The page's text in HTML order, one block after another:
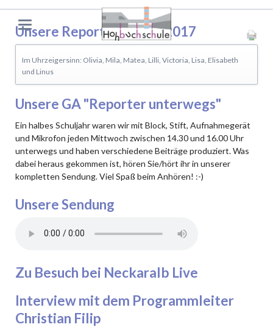
Unsere Reportergruppe 2017
Im Uhrzeigersinn: Olivia, Mila, Matea, Lilli, Victoria, Lisa, Elisabeth
und Linus
Unsere GA "Reporter unterwegs"
Ein halbes Schuljahr waren wir mit Block, Stift, Aufnahmegerät
und Mikrofon jeden Mittwoch zwischen 14.30 und 16.00 Uhr
unterwegs und haben verschiedene Beiträge produziert. Was
dabei heraus gekommen ist, hören Sie/hört ihr in unserer
kompletten Sendung. Viel Spaß beim Anhören! :-)
Unsere Sendung
Zu Besuch bei Neckaralb Live
Interview mit dem Programmleiter
Christian Filip